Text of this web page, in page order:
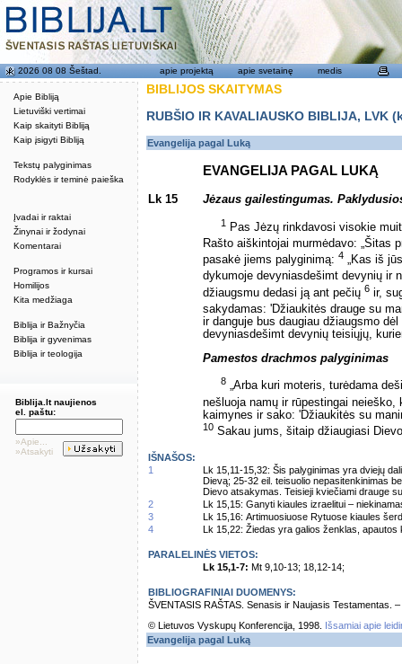
Apie Bibliją
Lietuviški vertimai
Kaip skaityti Bibliją
Kaip įsigyti Bibliją
Tekstų palyginimas
Rodyklės ir teminė paieška
Įvadai ir raktai
Žinynai ir žodynai
Komentarai
Programos ir kursai
Homilijos
Kita medžiaga
Biblija ir Bažnyčia
Biblija ir gyvenimas
Biblija ir teologija
2026 08 08 Šeštad. apie projektą apie svetainę medis
Biblija.lt naujienos
el. paštu:
»Apie...
»Atsakyti
BIBLIJOS SKAITYMAS
RUBŠIO IR KAVALIAUSKO BIBLIJA,
Evangelija pagal Luką
EVANGELIJA PAGAL LUKĄ
Lk 15 Jėzaus gailestingumas.
1
Pas Jėzų rinkdavosi visokie
Rašto aiškintojai murmėdavo: „Šitas
pasakė jiems palyginimą: 4 „Kas iš
dykumoje devyniasdešimt devynių ir
džiaugsmu dedasi ją ant pečių 6 ir,
sakydamas: 'Džiaukitės drauge su
ir danguje bus daugiau džiaugsmo
devyniasdešimt devynių teisiųjų,
Pamestos drachmos palyginimas
8 „Arba kuri moteris, turėdama
nešluoja namų ir rūpestingai neieško,
kaimynes ir sako: 'Džiaukitės su
10 Sakau jums, šitaip džiaugiasi
IŠNAŠOS:
1
Lk 15,11-15,32: Šis palyginimas yra dviejų
Dievą; 25-32 eil. teisuolio nepasitenkinimas
Dievo atsakymas. Teisieji kviečiami drauge
2
Lk 15,15: Ganyti kiaules izraelitui –
3
Lk 15,16: Artimuosiuose Rytuose kiaules
4
Lk 15,22: Žiedas yra galios ženklas,
PARALELINĖS VIETOS:
Lk 15,1-7: Mt 9,10-13; 18,12-14;
BIBLIOGRAFINIAI DUOMENYS:
ŠVENTASIS RAŠTAS. Senasis ir Naujasis Testamentas.
© Lietuvos Vyskupų Konferencija, 1998.
Išsamiai apie
Evangelija pagal Luką